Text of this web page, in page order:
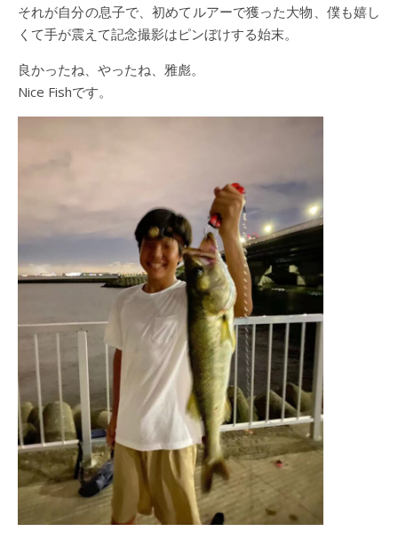
それが自分の息子で、初めてルアーで獲った大物、僕も嬉し
くて手が震えて記念撮影はピンぼけする始末。
良かったね、やったね、雅彪。
Nice Fishです。